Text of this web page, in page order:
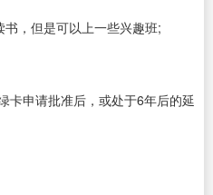
，但是可以上一些兴趣班;
申请批准后，或处于6年后的延